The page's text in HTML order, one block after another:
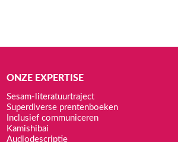
ONZE EXPERTISE
Sesam-literatuurtraject
Superdiverse prentenboeken
Inclusief communiceren
Kamishibai
Audiodescriptie